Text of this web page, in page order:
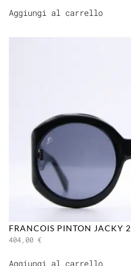
Aggiungi al carrello
FRANCOIS PINTON JACKY 2
404,00 €
Aggiungi al carrello